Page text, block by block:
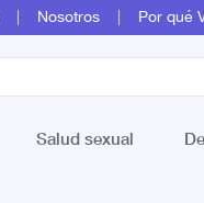
Nosotros Por qué
Salud sexual